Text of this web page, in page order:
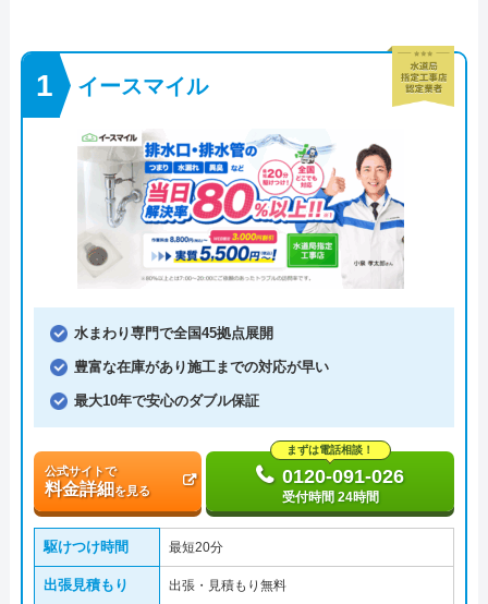
イースマイル
水まわり専門で全国45拠点展開
豊富な在庫があり施工までの対応が早い
最大10年で安心のダブル保証
公式サイトで
料金詳細を見る
まずは電話相談！
0120-091-026
受付時間 24時間
駆けつけ時間 最短20分
出張見積もり 出張・見積もり無料